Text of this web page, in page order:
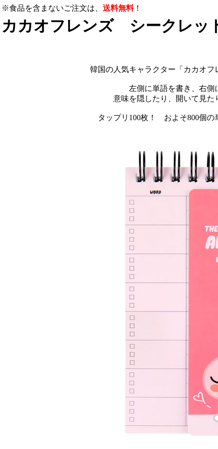
※食品を含まないご注文は、 送料無料！
カカオフレンズ シークレッ
韓国の人気キャラクター「カカオフ
左側に単語を書き、右側
意味を隠したり、開いて見た
タップリ100枚！ およそ800個の